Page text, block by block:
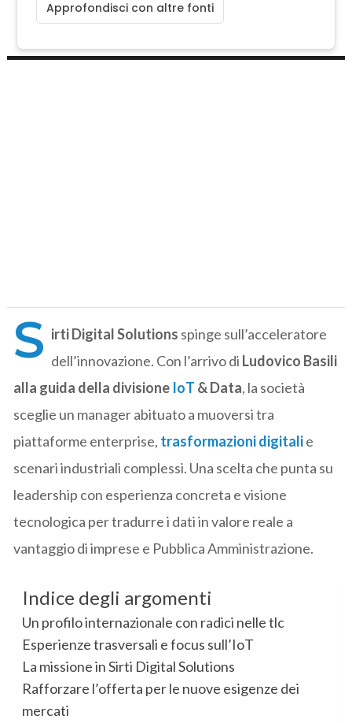
Approfondisci con altre fonti
S irti Digital Solutions spinge sull’acceleratore
dell’innovazione. Con l’arrivo di Ludovico Basili
alla guida della divisione IoT & Data, la società
sceglie un manager abituato a muoversi tra
piattaforme enterprise, trasformazioni digitalie
scenari industriali complessi. Una scelta che punta su
leadership con esperienza concreta e visione
tecnologica per tradurre i dati in valore reale a
vantaggio di imprese e Pubblica Amministrazione.
Indice degli argomenti
Un profilo internazionale con radici nelle tlc
Esperienze trasversali e focus sull’IoT
La missione in Sirti Digital Solutions
Rafforzare l’offerta per le nuove esigenze dei
mercati